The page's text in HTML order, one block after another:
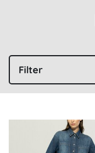
Filter